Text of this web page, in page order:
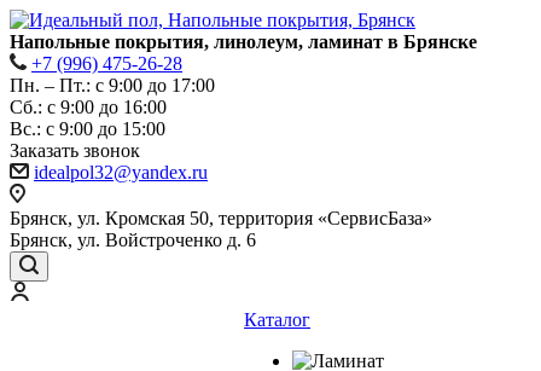
Напольные покрытия, линолеум, ламинат в Брянске
+7 (996) 475-26-28
Пн. – Пт.: с 9:00 до 17:00
Сб.: с 9:00 до 16:00
Bc.: с 9:00 до 15:00
Заказать звонок
idealpol32@yandex.ru
Брянск, ул. Кромская 50, территория «СервисБаза»
Брянск, ул. Войстроченко д. 6
Каталог